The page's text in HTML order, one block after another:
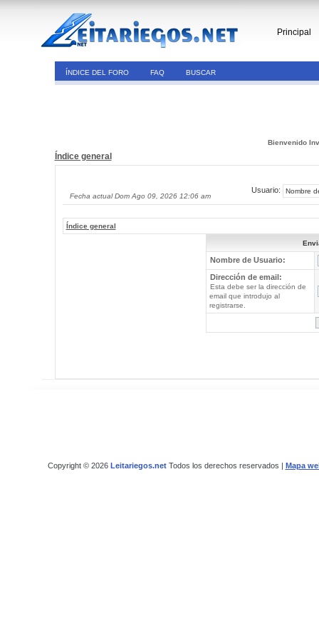
Principal
ÍNDICE DEL FORO FAQ BUSCAR
Bienvenido
Índice general
Fecha actual Dom Ago 09, 2026 12:06 am
Usuario:
Índice general
Nombre de Usuario:
Dirección de email:
Esta debe ser la dirección de
email que introdujo al
registrarse.
Copyright © 2026 Leitariegos.netTodos los derechos reservados | Mapa